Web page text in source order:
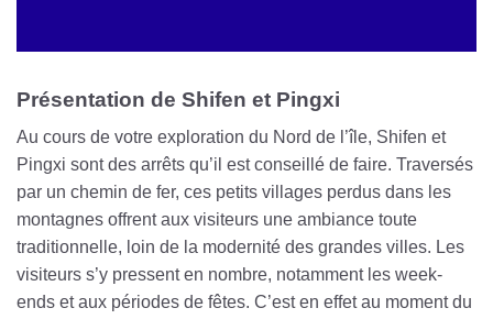
Présentation de Shifen et Pingxi
Au cours de votre exploration du Nord de l’île, Shifen et
Pingxi sont des arrêts qu’il est conseillé de faire. Traversés
par un chemin de fer, ces petits villages perdus dans les
montagnes offrent aux visiteurs une ambiance toute
traditionnelle, loin de la modernité des grandes villes. Les
visiteurs s’y pressent en nombre, notamment les week-
ends et aux périodes de fêtes. C’est en effet au moment du